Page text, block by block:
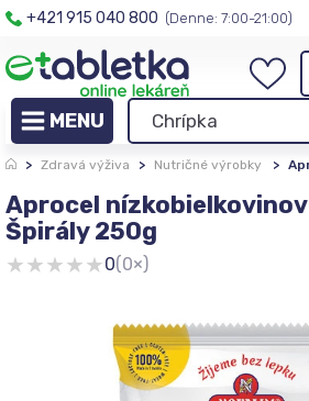
+421 915 040 800 (Denne: 7:00-21:00)
> Zdravá výživa > Nutričné výrobky >
Aprocel
Špirály 250g
★★★★★0(0×)